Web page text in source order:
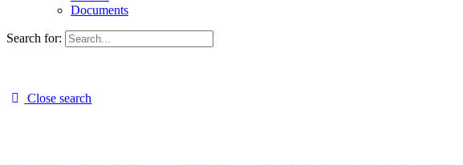
Documents
Search for:
Close search